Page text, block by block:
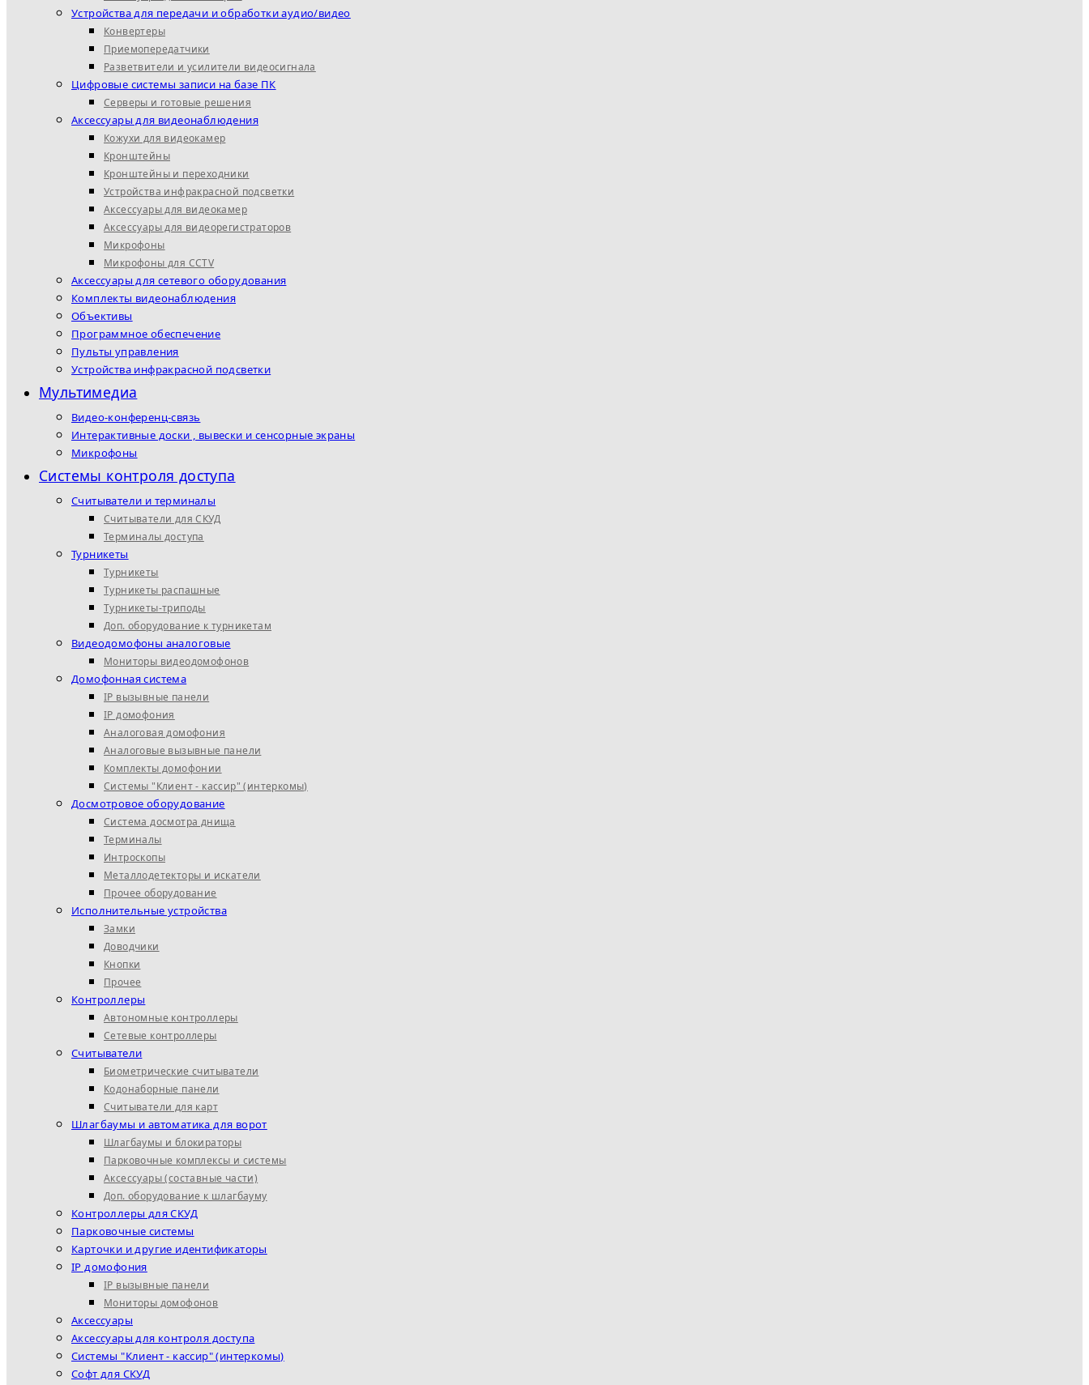
Устройства для передачи и обработки аудио/видео
Конвертеры
Приемопередатчики
Разветвители и усилители видеосигнала
Цифровые системы записи на базе ПК
Серверы и готовые решения
Аксессуары для видеонаблюдения
Кожухи для видеокамер
Кронштейны
Кронштейны и переходники
Устройства инфракрасной подсветки
Аксессуары для видеокамер
Аксессуары для видеорегистраторов
Микрофоны
Микрофоны для CCTV
Аксессуары для сетевого оборудования
Комплекты видеонаблюдения
Объективы
Программное обеспечение
Пульты управления
Устройства инфракрасной подсветки
Мультимедиа
Видео-конференц-связь
Интерактивные доски , вывески и сенсорные экраны
Микрофоны
Системы контроля доступа
Считыватели и терминалы
Считыватели для СКУД
Терминалы доступа
Турникеты
Турникеты
Турникеты распашные
Турникеты-триподы
Доп. оборудование к турникетам
Видеодомофоны аналоговые
Мониторы видеодомофонов
Домофонная система
IP вызывные панели
IP домофония
Аналоговая домофония
Аналоговые вызывные панели
Комплекты домофонии
Системы "Клиент - кассир" (интеркомы)
Досмотровое оборудование
Система досмотра днища
Терминалы
Интроскопы
Металлодетекторы и искатели
Прочее оборудование
Исполнительные устройства
Замки
Доводчики
Кнопки
Прочее
Контроллеры
Автономные контроллеры
Сетевые контроллеры
Считыватели
Биометрические считыватели
Кодонаборные панели
Считыватели для карт
Шлагбаумы и автоматика для ворот
Шлагбаумы и блокираторы
Парковочные комплексы и системы
Аксессуары (составные части)
Доп. оборудование к шлагбауму
Контроллеры для СКУД
Парковочные системы
Карточки и другие идентификаторы
IP домофония
IP вызывные панели
Мониторы домофонов
Аксессуары
Аксессуары для контроля доступа
Системы "Клиент - кассир" (интеркомы)
Софт для СКУД